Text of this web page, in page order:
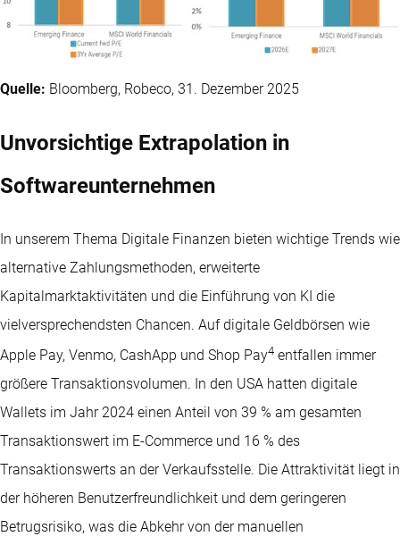
Quelle: Bloomberg, Robeco, 31. Dezember 2025
Unvorsichtige Extrapolation in
Softwareunternehmen
In unserem Thema Digitale Finanzen bieten wichtige Trends wie
alternative Zahlungsmethoden, erweiterte
Kapitalmarktaktivitäten und die Einführung von KI die
vielversprechendsten Chancen. Auf digitale Geldbörsen wie
Apple Pay, Venmo, CashApp und Shop Pay4 entfallen immer
größere Transaktionsvolumen. In den USA hatten digitale
Wallets im Jahr 2024 einen Anteil von 39 % am gesamten
Transaktionswert im E-Commerce und 16 % des
Transaktionswerts an der Verkaufsstelle. Die Attraktivität liegt in
der höheren Benutzerfreundlichkeit und dem geringeren
Betrugsrisiko, was die Abkehr von der manuellen